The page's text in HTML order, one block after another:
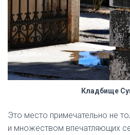
Кладбище
Это место примечательно не
и множеством впечатляющих